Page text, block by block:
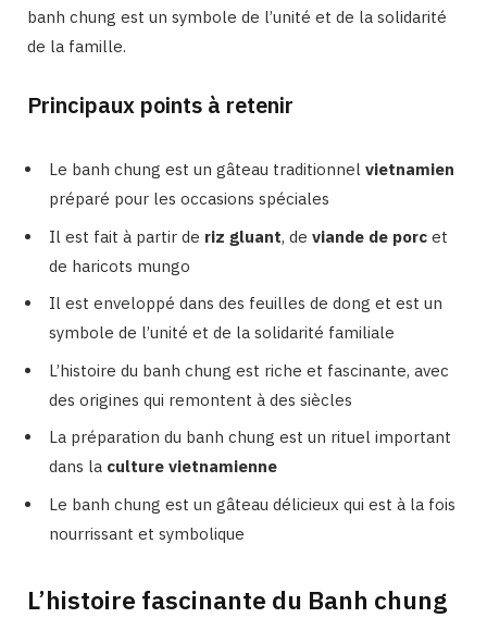
banh chung est un symbole de l’unité et de la solidarité
de la famille.
Principaux points à retenir
Le banh chung est un gâteau traditionnel vietnamien
préparé pour les occasions spéciales
Il est fait à partir de riz gluant, de viande de porc et
de haricots mungo
Il est enveloppé dans des feuilles de dong et est un
symbole de l’unité et de la solidarité familiale
L’histoire du banh chung est riche et fascinante, avec
des origines qui remontent à des siècles
La préparation du banh chung est un rituel important
dans la culture vietnamienne
Le banh chung est un gâteau délicieux qui est à la fois
nourrissant et symbolique
L’histoire fascinante du Banh chung